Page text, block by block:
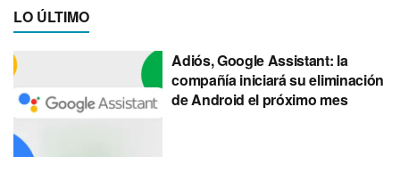
LO ÚLTIMO
Adiós, Google Assistant: la
compañía iniciará su eliminación
de Android el próximo mes